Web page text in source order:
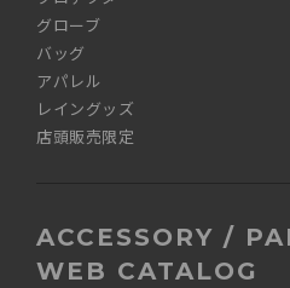
グローブ
バッグ
アパレル
レイングッズ
店頭販売限定
ACCESSORY /
WEB CATALOG